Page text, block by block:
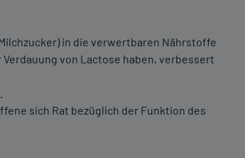
in die verwertbaren Nährstoffe
von Lactose haben, verbessert
sich Rat bezüglich der Funktion des